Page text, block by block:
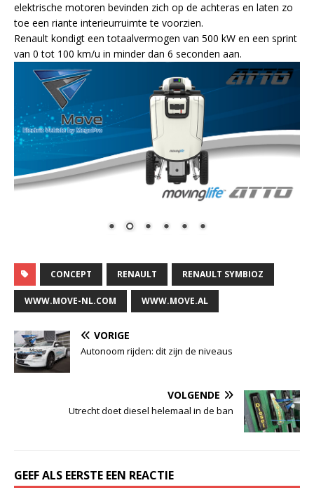
elektrische motoren bevinden zich op de achteras en laten zo
toe een riante interieurruimte te voorzien.
Renault kondigt een totaalvermogen van 500 kW en een sprint
van 0 tot 100 km/u in minder dan 6 seconden aan.
CONCEPT RENAULT RENAULT SYMBIOZ
WWW.MOVE-NL.COM WWW.MOVE.AL
VORIGE
Autonoom rijden: dit zijn de niveaus
VOLGENDE
Utrecht doet diesel helemaal in de ban
GEEF ALS EERSTE EEN REACTIE